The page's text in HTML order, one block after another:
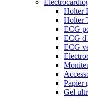
Holter
Holter
ECG
ECG
ECG
Papier
Gel